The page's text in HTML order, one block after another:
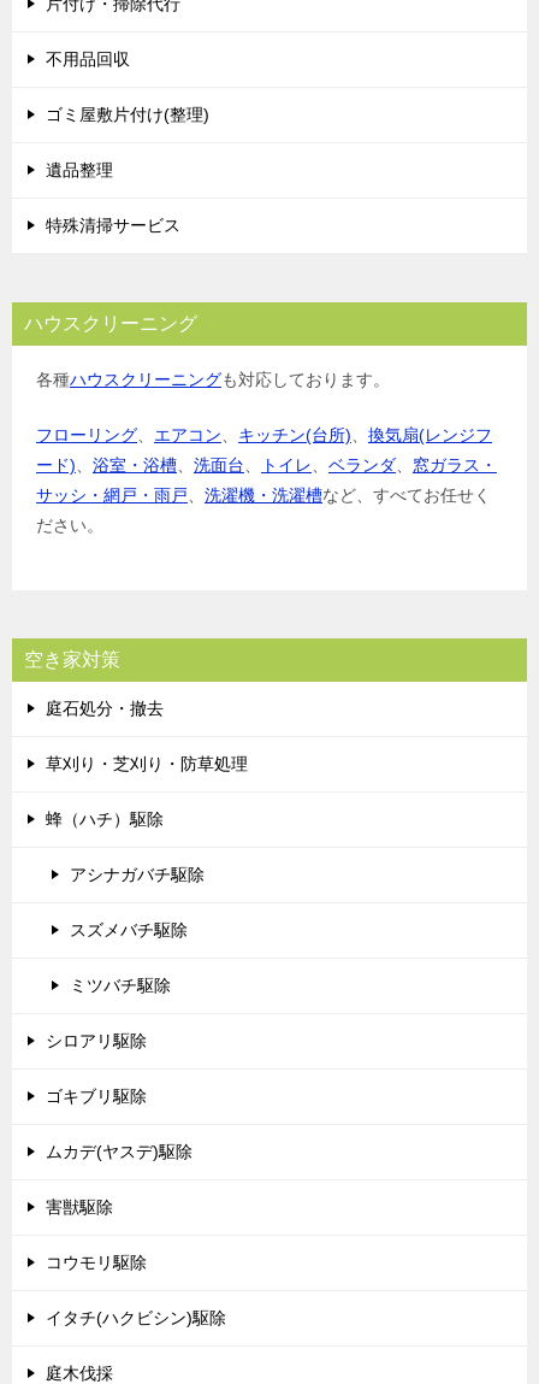
不用品回収
ゴミ屋敷片付け(整理)
遺品整理
特殊清掃サービス
ハウスクリーニング
各種ハウスクリーニングも対応しております。
フローリング エアコン キッチン(台所)
換気扇(レンジフ
ード)
浴室・浴槽 洗面台 トイレ ベランダ
窓ガラス・
サッシ・網戸・雨戸
洗濯機・洗濯槽など、すべてお任せく
ださい。
空き家対策
庭石処分・撤去
草刈り・芝刈り・防草処理
蜂（ハチ）駆除
アシナガバチ駆除
スズメバチ駆除
ミツバチ駆除
シロアリ駆除
ゴキブリ駆除
ムカデ(ヤスデ)駆除
害獣駆除
コウモリ駆除
イタチ(ハクビシン)駆除
庭木伐採